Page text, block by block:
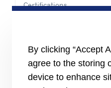
Certifications
RESSOURCES
Brochures
Vidéos
By clicking “Accept
agree to the storing
device to enhance